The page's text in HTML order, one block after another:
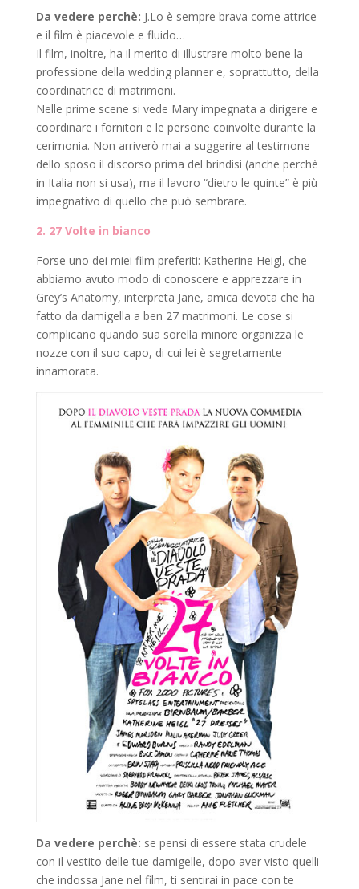
Da vedere perchè: J.Lo è sempre brava come attrice
e il film è piacevole e fluido…
Il film, inoltre, ha il merito di illustrare molto bene la
professione della wedding planner e, soprattutto, della
coordinatrice di matrimoni.
Nelle prime scene si vede Mary impegnata a dirigere e
coordinare i fornitori e le persone coinvolte durante la
cerimonia. Non arriverò mai a suggerire al testimone
dello sposo il discorso prima del brindisi (anche perchè
in Italia non si usa), ma il lavoro “dietro le quinte” è più
impegnativo di quello che può sembrare.
2. 27 Volte in bianco
Forse uno dei miei film preferiti: Katherine Heigl, che
abbiamo avuto modo di conoscere e apprezzare in
Grey’s Anatomy, interpreta Jane, amica devota che ha
fatto da damigella a ben 27 matrimoni. Le cose si
complicano quando sua sorella minore organizza le
nozze con il suo capo, di cui lei è segretamente
innamorata.
Da vedere perchè: se pensi di essere stata crudele
con il vestito delle tue damigelle, dopo aver visto quelli
che indossa Jane nel film, ti sentirai in pace con te